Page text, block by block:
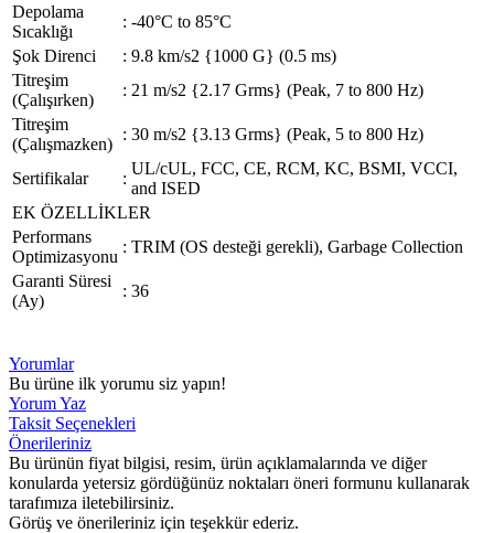
Depolama
Sıcaklığı
: -40°C to 85°C
Şok Direnci
: 9.8 km/s2 {1000 G} (0.5 ms)
Titreşim
(Çalışırken)
: 21 m/s2 {2.17 Grms} (Peak, 7 to 800 Hz)
Titreşim
(Çalışmazken)
: 30 m/s2 {3.13 Grms} (Peak, 5 to 800 Hz)
Sertifikalar :
UL/cUL, FCC, CE, RCM, KC, BSMI, VCCI,
and ISED
EK ÖZELLİKLER
Performans
Optimizasyonu
: TRIM (OS desteği gerekli), Garbage Collection
Garanti Süresi
(Ay)
: 36
Yorumlar
Bu ürüne ilk yorumu siz yapın!
Yorum Yaz
Taksit Seçenekleri
Önerileriniz
Bu ürünün fiyat bilgisi, resim, ürün açıklamalarında ve diğer
konularda yetersiz gördüğünüz noktaları öneri formunu kullanarak
tarafımıza iletebilirsiniz.
Görüş ve önerileriniz için teşekkür ederiz.